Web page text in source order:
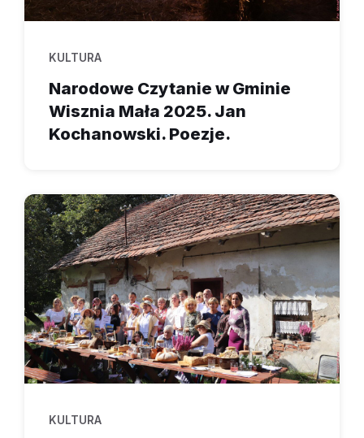
KULTURA
Narodowe Czytanie w Gminie
Wisznia Mała 2025. Jan
Kochanowski. Poezje.
KULTURA